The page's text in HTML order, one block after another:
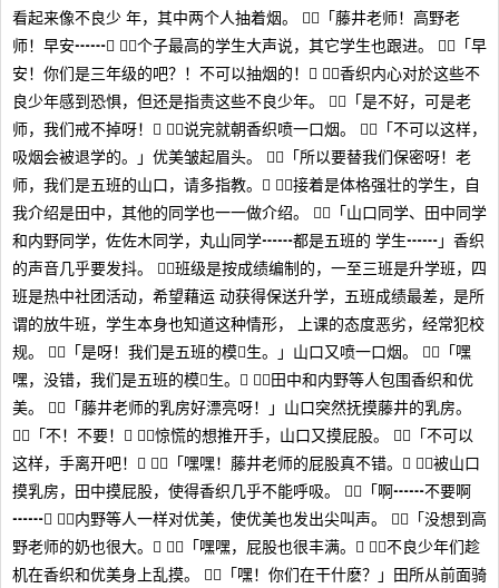
看起来像不良少 年，其中两个人抽着烟。 「藤井老师！高野老
师！早安┅┅」 个子最高的学生大声说，其它学生也跟进。 「早
安！你们是三年级的吧？！不可以抽烟的！」 香织内心对於这些不
良少年感到恐惧，但还是指责这些不良少年。 「是不好，可是老
师，我们戒不掉呀！」 说完就朝香织喷一口烟。 「不可以这样，
吸烟会被退学的。」优美皱起眉头。 「所以要替我们保密呀！老
师，我们是五班的山口，请多指教。」 接着是体格强壮的学生，自
我介绍是田中，其他的同学也一一做介绍。 「山口同学、田中同学
和内野同学，佐佐木同学，丸山同学┅┅都是五班的 学生┅┅」香织
的声音几乎要发抖。 班级是按成绩编制的，一至三班是升学班，四
班是热中社团活动，希望藉运 动获得保送升学，五班成绩最差，是所
谓的放牛班，学生本身也知道这种情形， 上课的态度恶劣，经常犯校
规。 「是呀！我们是五班的模生。」山口又喷一口烟。 「嘿
嘿，没错，我们是五班的模生。」 田中和内野等人包围香织和优
美。 「藤井老师的乳房好漂亮呀！」山口突然抚摸藤井的乳房。
「不！不要！」 惊慌的想推开手，山口又摸屁股。 「不可以
这样，手离开吧！」 「嘿嘿！藤井老师的屁股真不错。」 被山口
摸乳房，田中摸屁股，使得香织几乎不能呼吸。 「啊┅┅不要啊
┅┅」 内野等人一样对优美，使优美也发出尖叫声。 「没想到高
野老师的奶也很大。」 「嘿嘿，屁股也很丰满。」 不良少年们趁
机在香织和优美身上乱摸。 「嘿！你们在干什麽？」田所从前面骑